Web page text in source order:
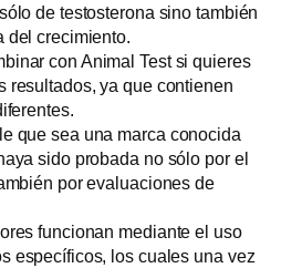
de testosterona sino también
del crecimiento.
con Animal Test si quieres
resultados, ya que contienen
que sea una marca conocida
sido probada no sólo por el
por evaluaciones de
funcionan mediante el uso
específicos, los cuales una vez